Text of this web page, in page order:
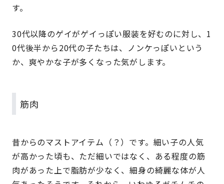
す。
30代以降のゲイがゲイっぽい服装を好むのに対し、1
0代後半から20代の子たちは、ノンケっぽいという
か、爽やかな子が多くなった気がします。
筋肉
昔からのマストアイテム（？）です。細い子の人気
が高かった頃も、ただ細いではなく、ある程度の筋
肉があった上で脂肪が少なく、細身の綺麗な体が人